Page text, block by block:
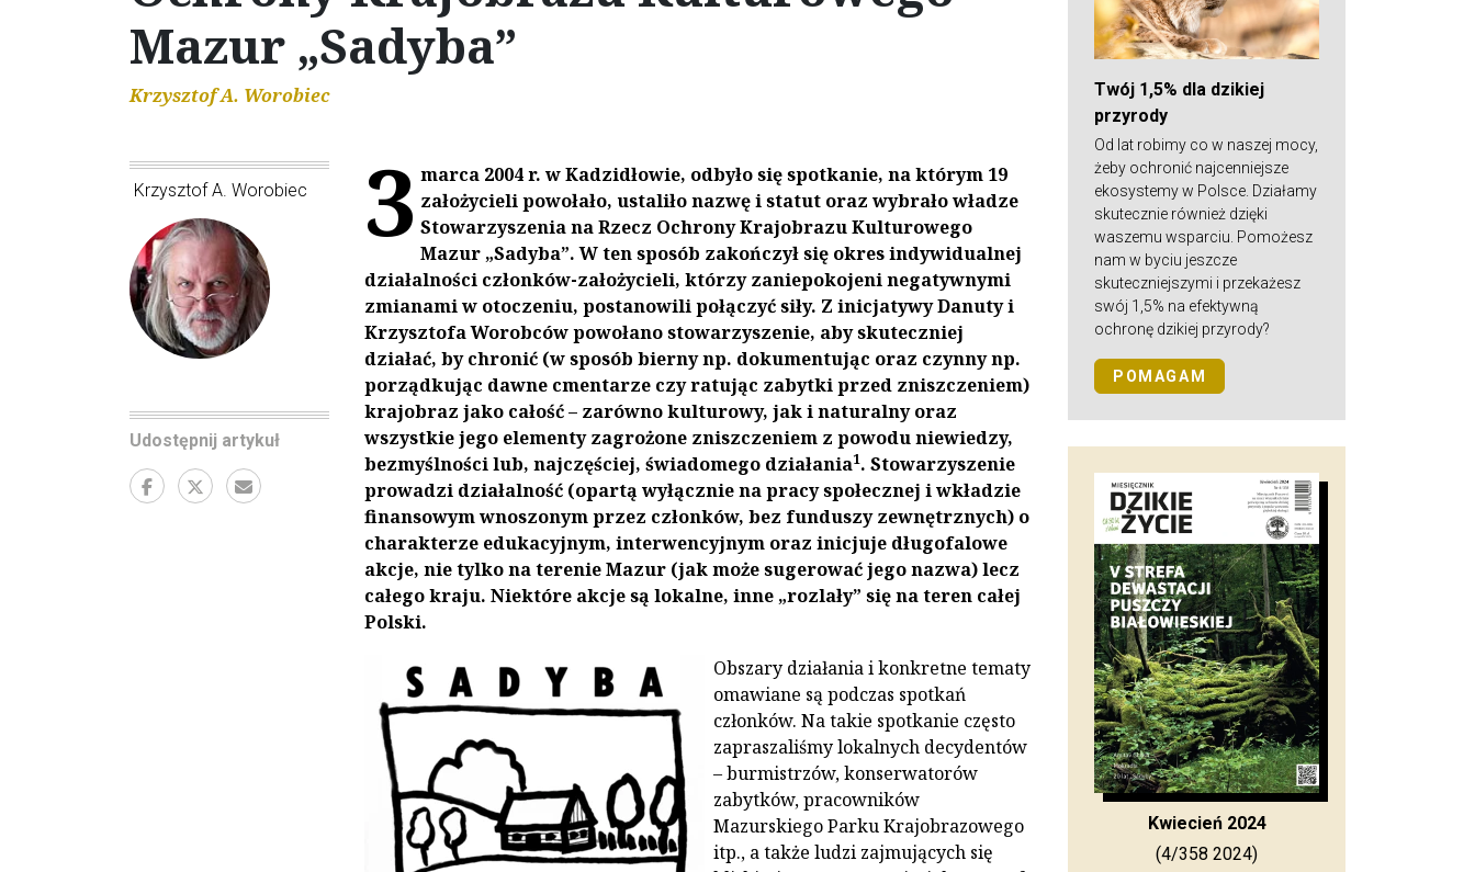
Mazur „Sadyba”
Krzysztof A. Worobiec
Krzysztof A. Worobiec
Udostępnij artykuł
3 marca 2004 r. w Kadzidłowie, odbyło się spotkanie, na którym 19
założycieli powołało, ustaliło nazwę i statut oraz wybrało władze
Stowarzyszenia na Rzecz Ochrony Krajobrazu Kulturowego
Mazur „Sadyba”. W ten sposób zakończył się okres indywidualnej
działalności członków-założycieli, którzy zaniepokojeni negatywnymi
zmianami w otoczeniu, postanowili połączyć siły. Z inicjatywy Danuty i
Krzysztofa Worobców powołano stowarzyszenie, aby skuteczniej
działać, by chronić (w sposób bierny np. dokumentując oraz czynny np.
porządkując dawne cmentarze czy ratując zabytki przed zniszczeniem)
krajobraz jako całość – zarówno kulturowy, jak i naturalny oraz
wszystkie jego elementy zagrożone zniszczeniem z powodu niewiedzy,
bezmyślności lub, najczęściej, świadomego działania1. Stowarzyszenie
prowadzi działalność (opartą wyłącznie na pracy społecznej i wkładzie
finansowym wnoszonym przez członków, bez funduszy zewnętrznych) o
charakterze edukacyjnym, interwencyjnym oraz inicjuje długofalowe
akcje, nie tylko na terenie Mazur (jak może sugerować jego nazwa) lecz
całego kraju. Niektóre akcje są lokalne, inne „rozlały” się na teren całej
Polski.
Obszary działania i konkretne tematy
omawiane są podczas spotkań
członków. Na takie spotkanie często
zapraszaliśmy lokalnych decydentów
– burmistrzów, konserwatorów
zabytków, pracowników
Mazurskiego Parku Krajobrazowego
itp., a także ludzi zajmujących się
Twój 1,5% dla dzikiej
przyrody
Od lat robimy co w naszej mocy,
żeby ochronić najcenniejsze
ekosystemy w Polsce. Działamy
skutecznie również dzięki
waszemu wsparciu. Pomożesz
nam w byciu jeszcze
skuteczniejszymi i przekażesz
swój 1,5% na efektywną
ochronę dzikiej przyrody?
POMAGAM
Kwiecień 2024
(4/358 2024)